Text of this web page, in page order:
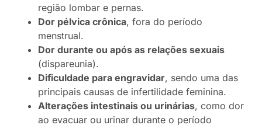
região lombar e pernas.
Dor pélvica crônica, fora do período
menstrual.
Dor durante ou após as relações sexuais
(dispareunia).
Dificuldade para engravidar, sendo uma das
principais causas de infertilidade feminina.
Alterações intestinais ou urinárias, como dor
ao evacuar ou urinar durante o período